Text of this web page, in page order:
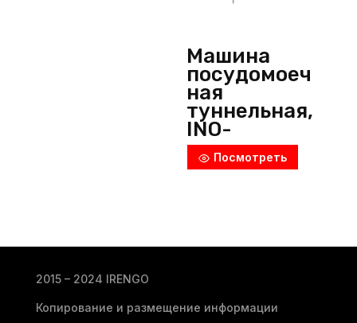
Машина
посудомоеч
ная
туннельная,
INO-
BYF520L-R,
Inoksan
Посмотреть
2015 – 2024 IRENGO
Копирование и размещение информации